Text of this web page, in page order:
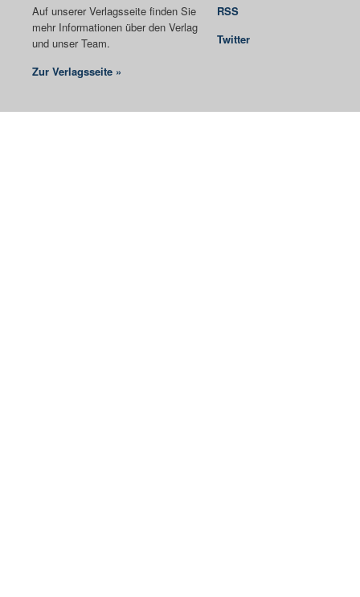
Auf unserer Verlagsseite finden Sie
mehr Informationen über den Verlag
und unser Team.
Zur Verlagsseite »
RSS
Twitter